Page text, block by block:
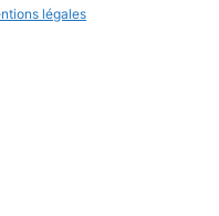
légales